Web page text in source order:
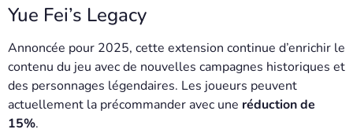
Yue Fei’s Legacy
Annoncée pour 2025, cette extension continue d’enrichir le
contenu du jeu avec de nouvelles campagnes historiques et
des personnages légendaires. Les joueurs peuvent
actuellement la précommander avec une réduction de
15%.